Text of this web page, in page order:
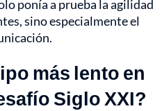
ponía a prueba la agilidad
sino especialmente el
más lento en
Siglo XXI?